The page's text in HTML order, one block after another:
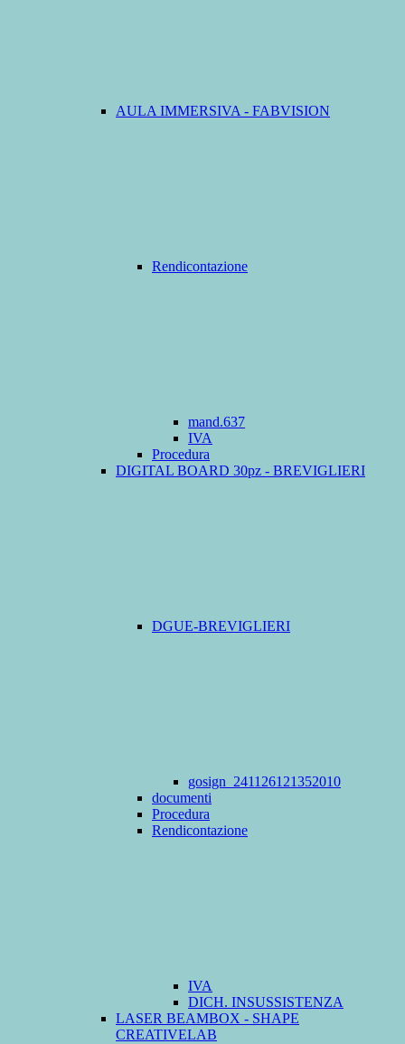
AULA IMMERSIVA - FABVISION
Rendicontazione
mand.637
IVA
Procedura
DIGITAL BOARD 30pz - BREVIGLIERI
DGUE-BREVIGLIERI
gosign_241126121352010
documenti
Procedura
Rendicontazione
IVA
DICH. INSUSSISTENZA
LASER BEAMBOX - SHAPE
CREATIVELAB